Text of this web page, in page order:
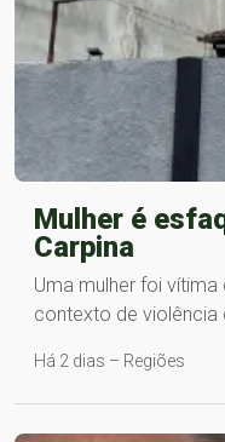
Mulher é
Carpina
Uma mulher foi
contexto de violência
Há 2 dias – Regiões